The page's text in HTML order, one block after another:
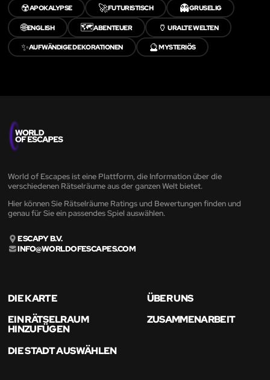
☢️APOKALYPSE 🚀FUTURISTISCH 👻GRUSELIG
🌐ENGLISH 🗺️ABENTEUER 🏺URALTE WELTEN
✨AUFWÄNDIGE DEKORATIONEN 🔮MYSTERIÖS
World of Escapes ist eine Plattform, die Information über die
verschiedenen Rätselräume aus der ganzen Welt bietet.
Hier können Sie Rätselräume Ratings und Bewertungen finden und
genau für Sie ein passendes Spiel auswählen.
ESCAPY B.V.
INFO@WORLDOFESCAPES.COM
DIE KARTE
ÜBER UNS
EIN RÄTSELRAUM
HINZUFÜGEN
ZUSAMMENARBEIT
DIE STADT AUSWÄHLEN